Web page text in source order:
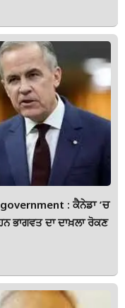
: ਕੈਨੇਡਾ ’ਚ
ਭਾਗਵਤ ਦਾ ਦਾਖ਼ਲਾ ਰੋਕਣ